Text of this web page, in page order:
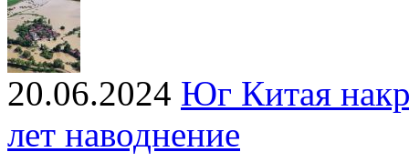
20.06.2024 Юг Китая
лет наводнение